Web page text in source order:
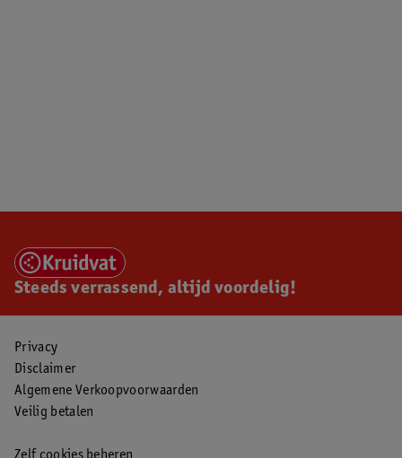
Steeds verrassend, altijd voordelig!
Privacy
Disclaimer
Algemene Verkoopvoorwaarden
Veilig betalen